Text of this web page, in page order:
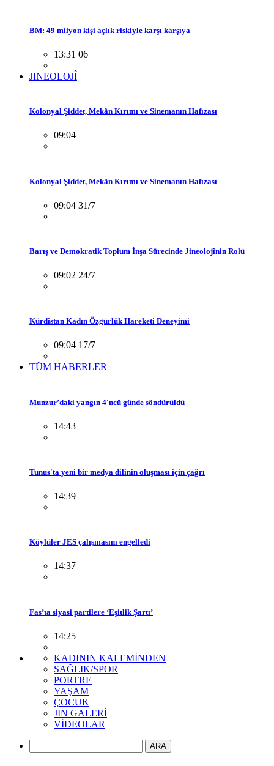
BM: 49 milyon kişi açlık riskiyle karşı karşıya
13:31 06
JINEOLOJÎ
Kolonyal Şiddet, Mekân Kırımı ve Sinemanın Hafızası
09:04
Kolonyal Şiddet, Mekân Kırımı ve Sinemanın Hafızası
09:04 31/7
Barış ve Demokratik Toplum İnşa Sürecinde Jineolojînin Rolü
09:02 24/7
Kürdistan Kadın Özgürlük Hareketi Deneyimi
09:04 17/7
TÜM HABERLER
Munzur’daki yangın 4'ncü günde söndürüldü
14:43
Tunus'ta yeni bir medya dilinin oluşması için çağrı
14:39
Köylüler JES çalışmasını engelledi
14:37
Fas’ta siyasi partilere ‘Eşitlik Şartı’
14:25
KADININ KALEMİNDEN
SAĞLIK/SPOR
PORTRE
YAŞAM
ÇOCUK
JIN GALERİ
VİDEOLAR
ARA